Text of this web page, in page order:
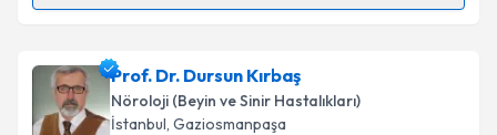
takvim hazırlandığında e-posta ile bilgilendireceğiz.
E-posta Adresiniz
Prof. Dr. Dursun Kırbaş
Nöroloji (Beyin ve Sinir Hastalıkları)
İstanbul, Gaziosmanpaşa